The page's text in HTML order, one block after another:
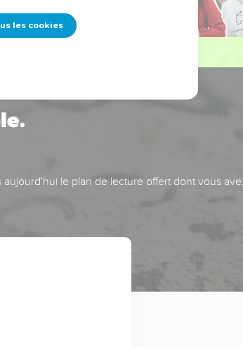
le plan de lecture offert dont vous
les cookies